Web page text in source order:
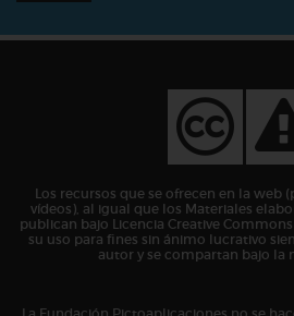
Los recursos que se ofrecen en la web
vídeos), al igual que los Materiales
publican bajo Licencia Creative
su uso para fines sin ánimo lucrativo
autor y se compartan bajo la